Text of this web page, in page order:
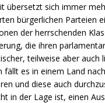
übersetzt sich immer
bürgerlichen Parteien
der herrschenden
die ihren
teilweise aber auch
fällt es in einem Land
und diese auch
in der Lage ist, einen